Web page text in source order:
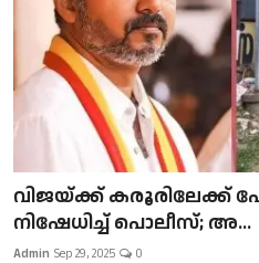
വിജയ്ക്ക് കരൂരിലേക്ക്
നിഷേധിച്ച് പൊലീസ്; അ...
Admin Sep 29, 2025 0